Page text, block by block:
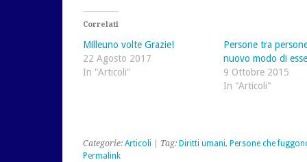
Twitter
(Si
apre
una
nuova
finestra)
nuova
finestra)
una
Correlati
Milleuno volte Grazie!
22 Agosto 2017
In "Articoli"
Persone tra
nuovo modo di
9 Ottobre 2015
In "Articoli"
Categorie: Articoli | Tag: Diritti umani, Persone che
Permalink